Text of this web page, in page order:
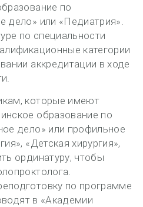
по
дело» или «Педиатрия».
по специальности
категории
аккредитации в ходе
которые имеют
образование по
дело» или профильное
«Детская хирургия»,
ординатуру, чтобы
по программе
в «Академии